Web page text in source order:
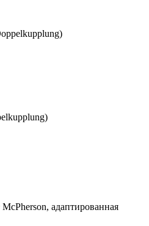
адаптированная